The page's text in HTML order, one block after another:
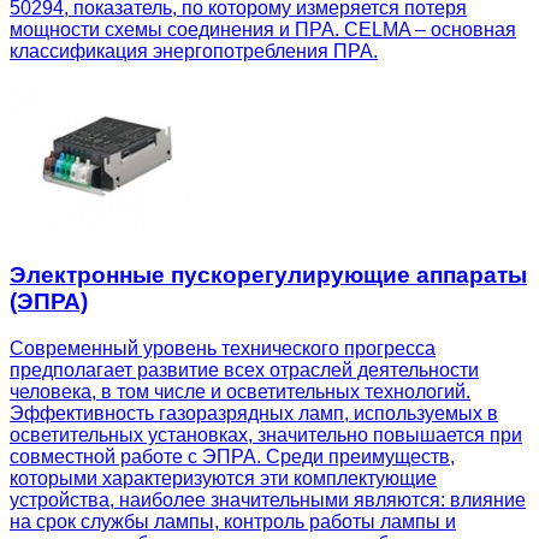
50294, показатель, по которому измеряется потеря
мощности схемы соединения и ПРА. CELMA – основная
классификация энергопотребления ПРА.
Электронные пускорегулирующие аппараты
(ЭПРА)
Современный уровень технического прогресса
предполагает развитие всех отраслей деятельности
человека, в том числе и осветительных технологий.
Эффективность газоразрядных ламп, используемых в
осветительных установках, значительно повышается при
совместной работе с ЭПРА. Среди преимуществ,
которыми характеризуются эти комплектующие
устройства, наиболее значительными являются: влияние
на срок службы лампы, контроль работы лампы и